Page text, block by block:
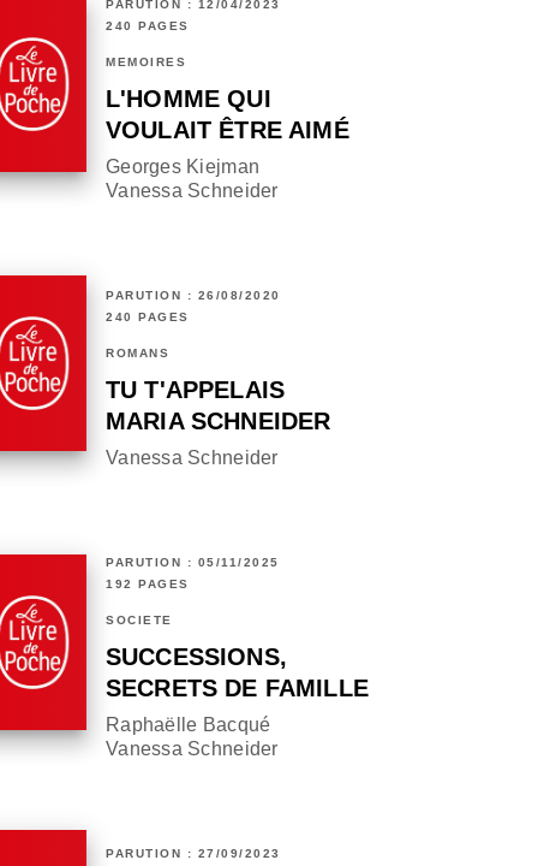
PARUTION : 12/04/2023
240 PAGES
MÉMOIRES
L'HOMME QUI
VOULAIT ÊTRE AIMÉ
Georges Kiejman
Vanessa Schneider
PARUTION : 26/08/2020
240 PAGES
ROMANS
TU T'APPELAIS
MARIA SCHNEIDER
Vanessa Schneider
PARUTION : 05/11/2025
192 PAGES
SOCIÉTÉ
SUCCESSIONS,
SECRETS DE FAMILLE
Raphaëlle Bacqué
Vanessa Schneider
PARUTION : 27/09/2023